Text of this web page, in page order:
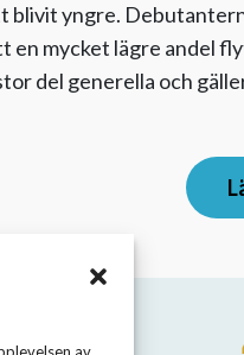
blivit yngre.
en mycket lägre andel
del generella och